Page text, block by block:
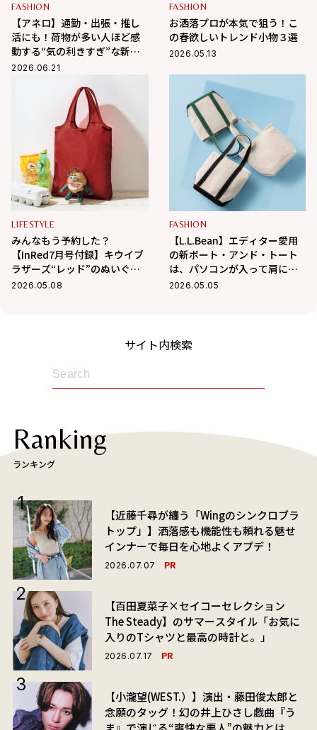
FASHION
【アネロ】通勤・出張・推し
活にも！荷物が多い人ほど感
動する“気の利きすぎ”な新作
大容量バッグが凄すぎる
2026.06.21
FASHION
お洒落プロが本気で狙う！こ
の春欲しいトレンド小物３選
2026.05.13
LIFESTYLE
みんなもう予約した？
【InRed7月号付録】キウイブ
ラザーズ“レッド”のぬいぐる
みエコバッグが可愛すぎる♡
2026.05.08
FASHION
【L.L.Bean】エディター愛用
の新ボート・アンド・トート
は、パソコンが入って肩にか
けられる秀逸設計！
2026.05.05
サイト内検索
Ranking
ランキング
【近藤千尋が纏う「Wingのシンクロブラ
トップ」】洒落感も機能性も頼れる魅せ
インナーで毎日を心地よくアプデ！
2026.07.07 PR
【百田夏菜子×セイコーセレクション
The Steady】のサマースタイル「お気に
入りのTシャツと最高の時計と。」
2026.07.17 PR
【小瀧望(WEST.）】演出・藤田俊太郎と
念願のタッグ！幻の井上ひさし戯曲『う